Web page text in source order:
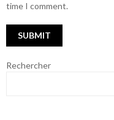
time I comment.
Rechercher